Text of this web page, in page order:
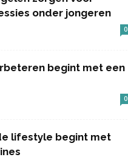
onder jongeren
0
begint met een
0
lifestyle begint met